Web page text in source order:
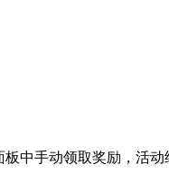
中手动领取奖励，活